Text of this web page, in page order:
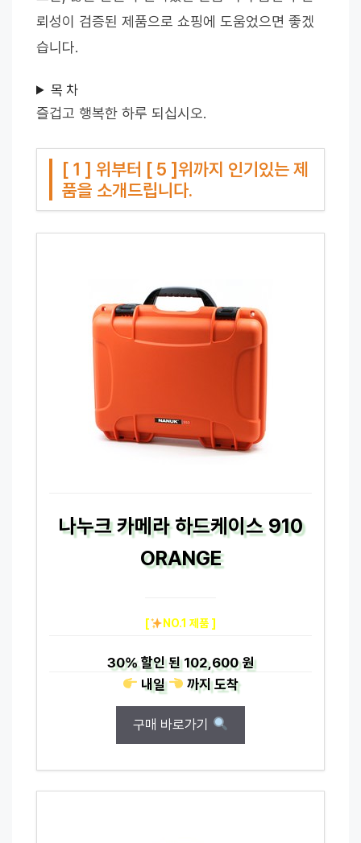
뢰성이 검증된 제품으로 쇼핑에 도움었으면 좋겠
습니다.
목 차
즐겁고 행복한 하루 되십시오.
[ 1 ] 위부터 [ 5 ]위까지 인기있는 제
품을 소개드립니다.
나누크 카메라 하드케이스 910
ORANGE
[ NO.1 제품 ]
30%할인 된102,600 원
내일
까지도착
구매 바로가기